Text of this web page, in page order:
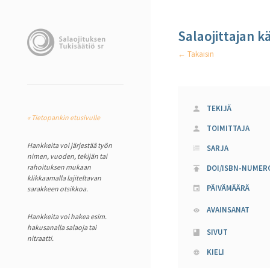
« Tietopankin etusivulle
Hankkeita voi järjestää työn
nimen, vuoden, tekijän tai
rahoituksen mukaan
klikkaamalla lajiteltavan
sarakkeen otsikkoa.
Hankkeita voi hakea esim.
hakusanalla salaoja tai
nitraatti.
Salaojittajan
← Takaisin
TEKIJÄ
TOIMITTAJA
SARJA
DOI/ISBN-
PÄIVÄMÄÄRÄ
AVAINSANAT
SIVUT
KIELI